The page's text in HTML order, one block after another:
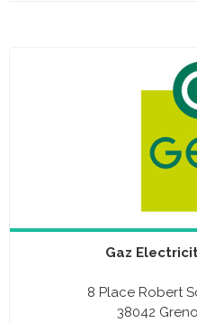
Gaz
8 Place Robert
38042